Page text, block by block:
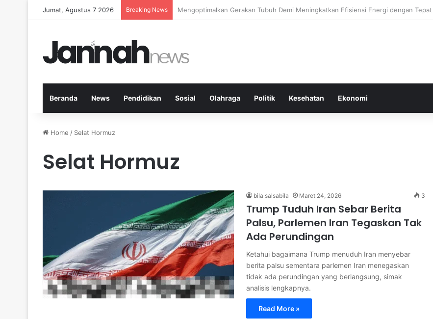
Jumat, Agustus 7 2026 Breaking News Kardio Outdoor Ringan yang Efektif Membakar Lemak dan Menyegarkan Tubuh Anda
Beranda News Pendidikan Sosial Olahraga Politik Kesehatan Ekonomi
Home / Selat Hormuz
Selat Hormuz
bila salsabila Maret 24, 2026 3
Trump Tuduh Iran Sebar Berita
Palsu, Parlemen Iran Tegaskan Tak
Ada Perundingan
Ketahui bagaimana Trump menuduh Iran menyebar
berita palsu sementara parlemen Iran menegaskan
tidak ada perundingan yang berlangsung, simak
analisis lengkapnya.
Read More »